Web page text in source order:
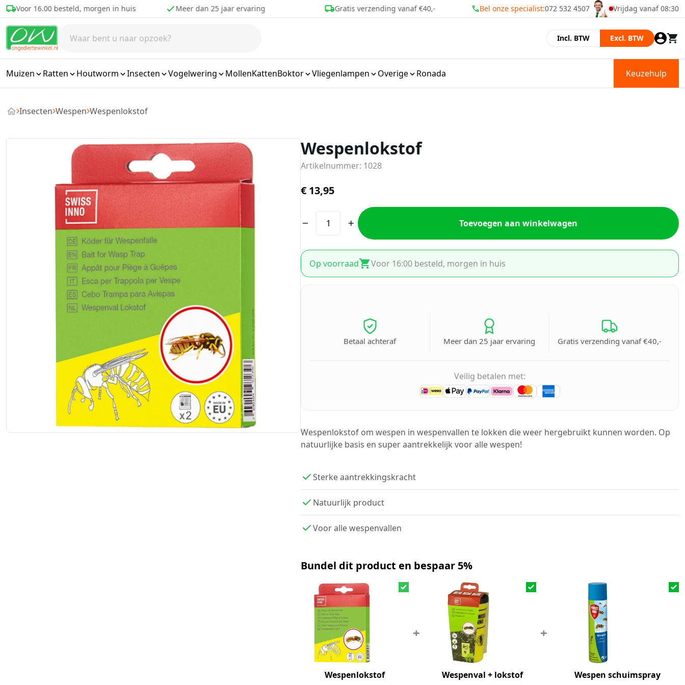
Ga naar de inhoud
Voor 16.00 besteld, morgen in huis Meer dan 25 jaar ervaring Gratis verzending vanaf €40,- Bel onze specialist:072 532 4507
Momenteel zijn wij
Vrijdag vanaf 08:30
Incl. BTW Excl. BTW
Muizen Ratten Houtworm Insecten Vogelwering MollenKattenBoktor Vliegenlampen Overige Ronada Keuzehulp
Insecten Wespen Wespenlokstof
Wespenlokstof
Artikelnummer: 1028
€ 13,95
Toevoegen aan winkelwagen
Op voorraad Voor 16:00 besteld, morgen in huis
Betaal achteraf Meer dan 25 jaar ervaring Gratis verzending vanaf €40,-
Veilig betalen met:
Wespenlokstof om wespen in wespenvallen te lokken die weer hergebruikt kunnen worden. Op
natuurlijke basis en super aantrekkelijk voor alle wespen!
Sterke aantrekkingskracht
Natuurlijk product
Voor alle wespenvallen
Bundel dit product en bespaar 5%
Wespenlokstof
+
Wespenval + lokstof
+
Wespen schuimspray